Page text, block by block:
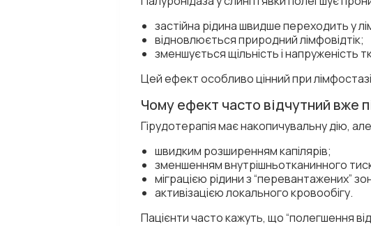
застійна рідина швидше переходить у
відновлюється природний лімфовідтік;
зменшується щільність і напруженість
Цей ефект особливо цінний при
Чому ефект часто відчутний вже
Гірудотерапія має накопичувальну дію,
швидким розширенням капілярів;
зменшенням внутрішньотканинного
міграцією рідини з “перевантажених”
активізацією локального кровообігу.
Пацієнти часто кажуть, що “полегшення